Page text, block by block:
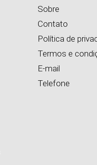
Sobre
Contato
Política de
Termos e
E-mail
Telefone